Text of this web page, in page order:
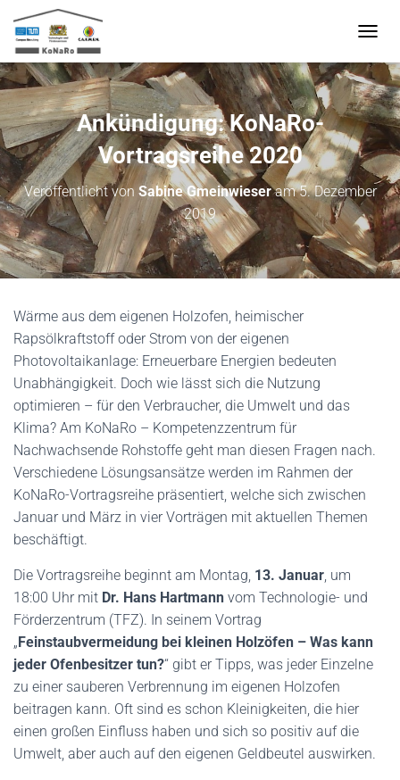
A
V
I
G
A
T
I
O
N
U
M
S
C
H
Ankündigung: KoNaRo-
Vortragsreihe 2020
Veröffentlicht von Sabine Gmeinwieseram5. Dezember
2019
Wärme aus dem eigenen Holzofen, heimischer
Rapsölkraftstoff oder Strom von der eigenen
Photovoltaikanlage: Erneuerbare Energien bedeuten
Unabhängigkeit. Doch wie lässt sich die Nutzung
optimieren – für den Verbraucher, die Umwelt und das
Klima? Am KoNaRo – Kompetenzzentrum für
Nachwachsende Rohstoffe geht man diesen Fragen nach.
Verschiedene Lösungsansätze werden im Rahmen der
KoNaRo-Vortragsreihe präsentiert, welche sich zwischen
Januar und März in vier Vorträgen mit aktuellen Themen
beschäftigt.
Die Vortragsreihe beginnt am Montag, 13. Januar, um
18:00 Uhr mit Dr. Hans Hartmann vom Technologie- und
Förderzentrum (TFZ). In seinem Vortrag
„Feinstaubvermeidung bei kleinen Holzöfen – Was kann
jeder Ofenbesitzer tun?“ gibt er Tipps, was jeder Einzelne
zu einer sauberen Verbrennung im eigenen Holzofen
beitragen kann. Oft sind es schon Kleinigkeiten, die hier
einen großen Einfluss haben und sich so positiv auf die
Umwelt, aber auch auf den eigenen Geldbeutel auswirken.